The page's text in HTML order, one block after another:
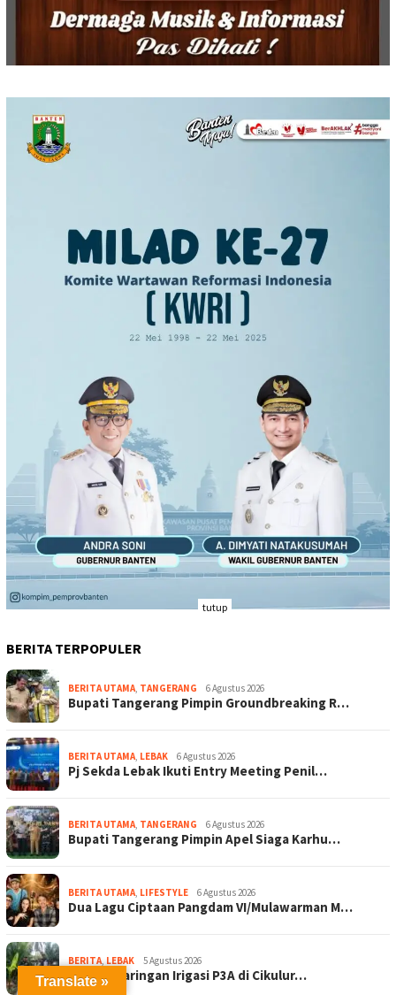
BERITA TERPOPULER
BERITA UTAMA, TANGERANG 6 Agustus 2026
Bupati Tangerang Pimpin Groundbreaking R…
BERITA UTAMA, LEBAK 6 Agustus 2026
Pj Sekda Lebak Ikuti Entry Meeting Penil…
BERITA UTAMA, TANGERANG 6 Agustus 2026
Bupati Tangerang Pimpin Apel Siaga Karhu…
BERITA UTAMA, LIFESTYLE 6 Agustus 2026
Dua Lagu Ciptaan Pangdam VI/Mulawarman M…
BERITA, LEBAK 5 Agustus 2026
24 Titik Jaringan Irigasi P3A di Cikulur…
tutup
Translate »